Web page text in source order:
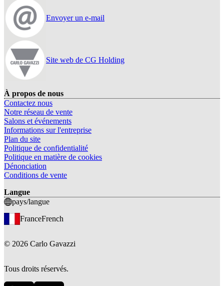
Envoyer un e-mail
Site web de CG Holding
À propos de nous
Contactez nous
Notre réseau de vente
Salons et événements
Informations sur l'entreprise
Plan du site
Politique de confidentialité
Politique en matière de cookies
Dénonciation
Conditions de vente
Langue
pays/langue
FranceFrench
© 2026 Carlo Gavazzi
Tous droits réservés.